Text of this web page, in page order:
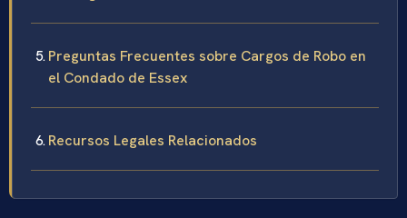
Preguntas Frecuentes sobre Cargos de Robo en
el Condado de Essex
Recursos Legales Relacionados